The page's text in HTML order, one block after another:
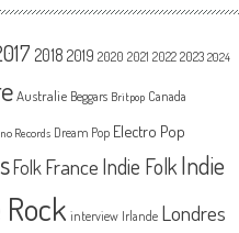
2018 2019 2020 2021 2022 2023 2024
Australie Beggars Britpop Canada
Records Dream Pop Electro Pop
Folk France Indie FolkIndie
interview Irlande Londres